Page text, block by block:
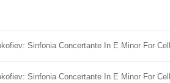
Sinfonia Concertante In E Minor For
Sinfonia Concertante In E Minor For